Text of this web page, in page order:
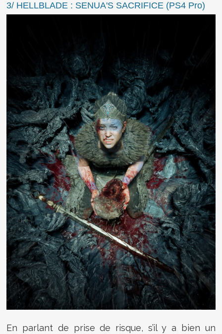
3/ HELLBLADE : SENUA'S SACRIFICE (PS4 Pro)
En parlant de prise de risque, s’il y a bien un